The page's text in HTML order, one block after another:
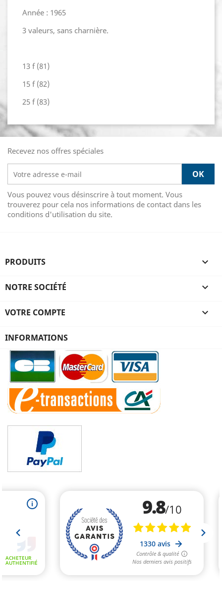
Année : 1965
3 valeurs, sans charnière.
13 f (81)
15 f (82)
25 f (83)
Recevez nos offres spéciales
Vous pouvez vous désinscrire à tout moment. Vous
trouverez pour cela nos informations de contact dans les
conditions d'utilisation du site.
PRODUITS 
NOTRE SOCIÉTÉ 
VOTRE COMPTE 
INFORMATIONS